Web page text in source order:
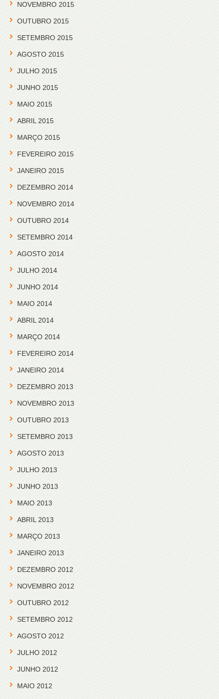
NOVEMBRO 2015
OUTUBRO 2015
SETEMBRO 2015
AGOSTO 2015
JULHO 2015
JUNHO 2015
MAIO 2015
ABRIL 2015
MARÇO 2015
FEVEREIRO 2015
JANEIRO 2015
DEZEMBRO 2014
NOVEMBRO 2014
OUTUBRO 2014
SETEMBRO 2014
AGOSTO 2014
JULHO 2014
JUNHO 2014
MAIO 2014
ABRIL 2014
MARÇO 2014
FEVEREIRO 2014
JANEIRO 2014
DEZEMBRO 2013
NOVEMBRO 2013
OUTUBRO 2013
SETEMBRO 2013
AGOSTO 2013
JULHO 2013
JUNHO 2013
MAIO 2013
ABRIL 2013
MARÇO 2013
JANEIRO 2013
DEZEMBRO 2012
NOVEMBRO 2012
OUTUBRO 2012
SETEMBRO 2012
AGOSTO 2012
JULHO 2012
JUNHO 2012
MAIO 2012